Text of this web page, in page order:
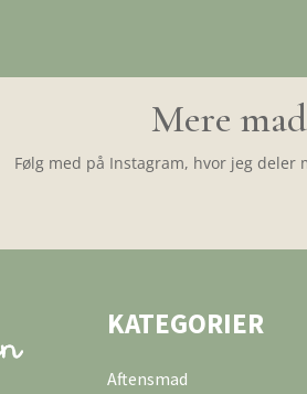
Mere
Følg med på Instagram, hvor jeg
KATEGORIER
Aftensmad